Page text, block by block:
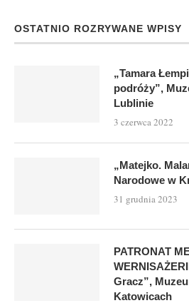
OSTATNIO ROZRYWANE WPISY
„Tamara
podróży”,
Lublinie
3 czerwca 2022
„Matejko.
Narodowe w
31 grudnia 2023
PATRONAT
Gracz”,
Katowicach